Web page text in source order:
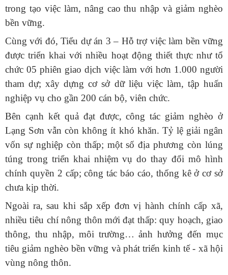
trong tạo việc làm, nâng cao thu nhập và giảm nghèo
bền vững.
Cùng với đó, Tiểu dự án 3 – Hỗ trợ việc làm bền vững
được triển khai với nhiều hoạt động thiết thực như tổ
chức 05 phiên giao dịch việc làm với hơn 1.000 người
tham dự; xây dựng cơ sở dữ liệu việc làm, tập huấn
nghiệp vụ cho gần 200 cán bộ, viên chức.
Bên cạnh kết quả đạt được, công tác giảm nghèo ở
Lạng Sơn vẫn còn không ít khó khăn. Tỷ lệ giải ngân
vốn sự nghiệp còn thấp; một số địa phương còn lúng
túng trong triển khai nhiệm vụ do thay đổi mô hình
chính quyền 2 cấp; công tác báo cáo, thống kê ở cơ sở
chưa kịp thời.
Ngoài ra, sau khi sắp xếp đơn vị hành chính cấp xã,
nhiều tiêu chí nông thôn mới đạt thấp: quy hoạch, giao
thông, thu nhập, môi trường… ảnh hưởng đến mục
tiêu giảm nghèo bền vững và phát triển kinh tế - xã hội
vùng nông thôn.